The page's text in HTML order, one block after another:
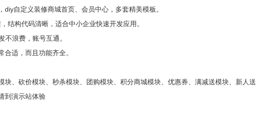
diy自定义装修商城首页、会员中心，多套精美模板。
结构代码清晰，适合中小企业快速开发应用。
不浪费，账号互通。
适，而且功能齐全。
块、砍价模块、秒杀模块、团购模块、积分商城模块、优惠券、满减送模块、新人送
到演示站体验